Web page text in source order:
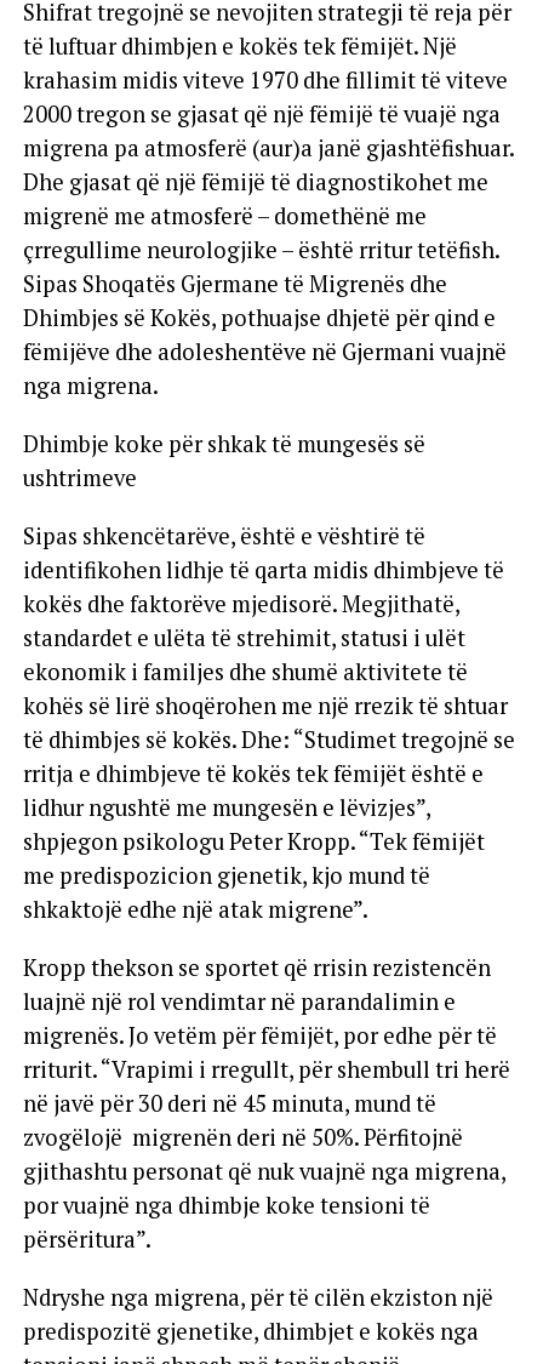
Shifrat tregojnë se nevojiten strategji të reja për
të luftuar dhimbjen e kokës tek fëmijët. Një
krahasim midis viteve 1970 dhe fillimit të viteve
2000 tregon se gjasat që një fëmijë të vuajë nga
migrena pa atmosferë (aur)a janë gjashtëfishuar.
Dhe gjasat që një fëmijë të diagnostikohet me
migrenë me atmosferë – domethënë me
çrregullime neurologjike – është rritur tetëfish.
Sipas Shoqatës Gjermane të Migrenës dhe
Dhimbjes së Kokës, pothuajse dhjetë për qind e
fëmijëve dhe adoleshentëve në Gjermani vuajnë
nga migrena.
Dhimbje koke për shkak të mungesës së
ushtrimeve
Sipas shkencëtarëve, është e vështirë të
identifikohen lidhje të qarta midis dhimbjeve të
kokës dhe faktorëve mjedisorë. Megjithatë,
standardet e ulëta të strehimit, statusi i ulët
ekonomik i familjes dhe shumë aktivitete të
kohës së lirë shoqërohen me një rrezik të shtuar
të dhimbjes së kokës. Dhe: “Studimet tregojnë se
rritja e dhimbjeve të kokës tek fëmijët është e
lidhur ngushtë me mungesën e lëvizjes”,
shpjegon psikologu Peter Kropp. “Tek fëmijët
me predispozicion gjenetik, kjo mund të
shkaktojë edhe një atak migrene”.
Kropp thekson se sportet që rrisin rezistencën
luajnë një rol vendimtar në parandalimin e
migrenës. Jo vetëm për fëmijët, por edhe për të
rriturit. “Vrapimi i rregullt, për shembull tri herë
në javë për 30 deri në 45 minuta, mund të
zvogëlojë migrenën deri në 50%. Përfitojnë
gjithashtu personat që nuk vuajnë nga migrena,
por vuajnë nga dhimbje koke tensioni të
përsëritura”.
Ndryshe nga migrena, për të cilën ekziston një
predispozitë gjenetike, dhimbjet e kokës nga